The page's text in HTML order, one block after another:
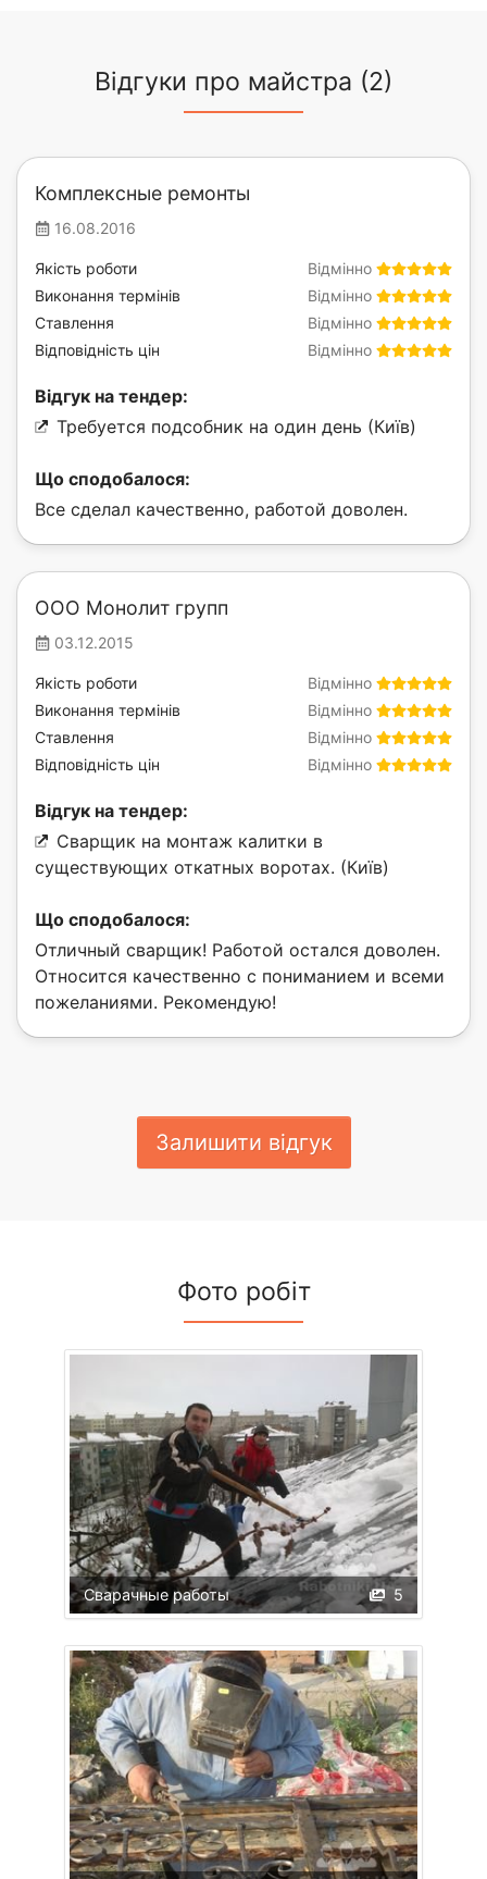
Відгуки про майстра (2)
Комплексные ремонты
16.08.2016
Відмінно
Якість роботи
Відмінно
Виконання термінів
Відмінно
Ставлення
Відмінно
Відповідність цін
Відгук на тендер:
Требуется подсобник на один день (Київ)
Що сподобалося:
Все сделал качественно, работой доволен.
ООО Монолит групп
03.12.2015
Відмінно
Якість роботи
Відмінно
Виконання термінів
Відмінно
Ставлення
Відмінно
Відповідність цін
Відгук на тендер:
Сварщик на монтаж калитки в
существующих откатных воротах. (Київ)
Що сподобалося:
Отличный сварщик! Работой остался доволен.
Относится качественно с пониманием и всеми
пожеланиями. Рекомендую!
Залишити відгук
Фото робіт
5
Сварачные работы